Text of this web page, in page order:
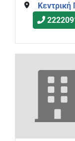
Κεντρική